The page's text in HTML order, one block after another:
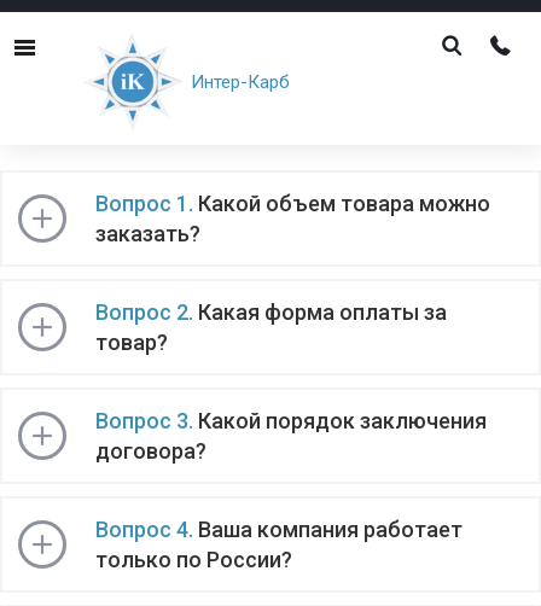
Menu
Интер-Карб
Вопрос-ответ
Вопрос 1. Какой объем товара можно
заказать?
Вопрос 2. Какая форма оплаты за
товар?
Вопрос 3. Какой порядок заключения
договора?
Вопрос 4. Ваша компания работает
только по России?